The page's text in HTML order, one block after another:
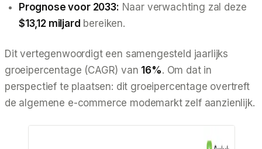
Prognose voor 2033: Naar verwachting zal deze
$13,12 miljard bereiken.
Dit vertegenwoordigt een samengesteld jaarlijks
groeipercentage (CAGR) van 16%. Om dat in
perspectief te plaatsen: dit groeipercentage overtreft
de algemene e-commerce modemarkt zelf aanzienlijk.